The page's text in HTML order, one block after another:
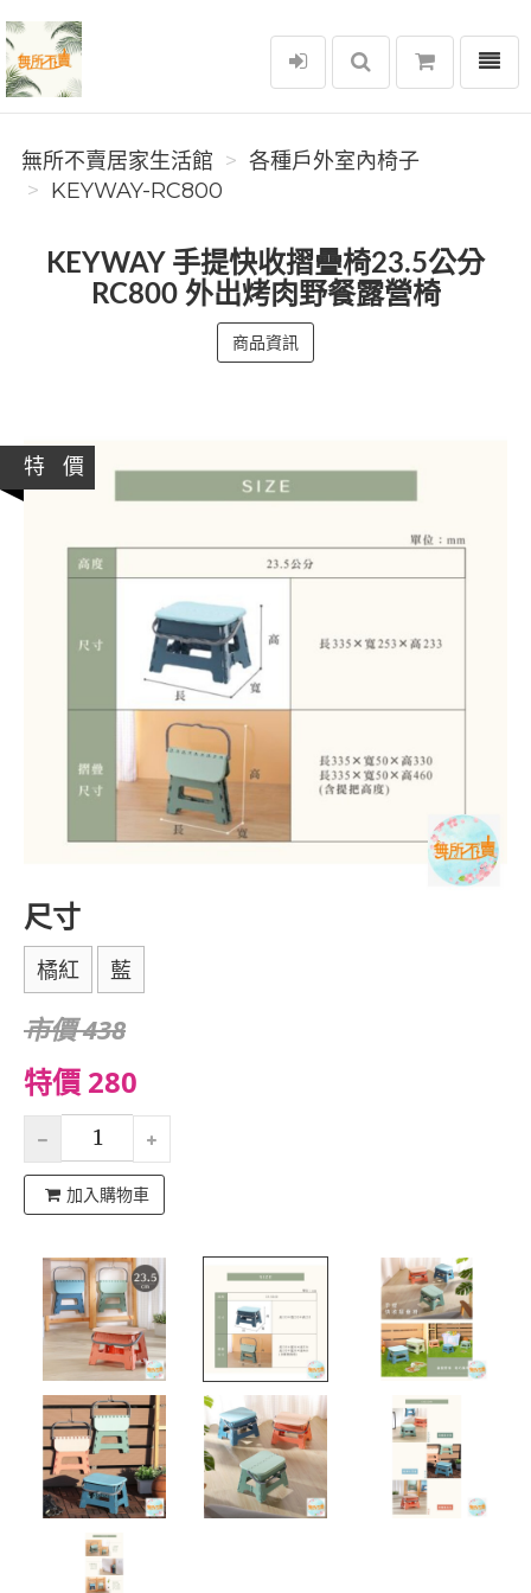
無所不賣居家生活館
選單
無所不賣居家生活館
各種戶外室內椅子
KEYWAY-RC800
KEYWAY 手提快收摺疊椅23.5公分
RC800 外出烤肉野餐露營椅
商品資訊
特 價
尺寸
橘紅 藍
市價 438
特價 280
加入購物車